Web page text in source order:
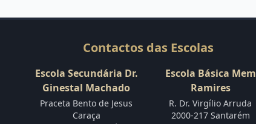
Contactos das Escolas
Escola Secundária Dr.
Ginestal Machado
Praceta Bento de Jesus
Caraça
Escola Básica Mem
Ramires
R. Dr. Virgílio Arruda
2000-217 Santarém